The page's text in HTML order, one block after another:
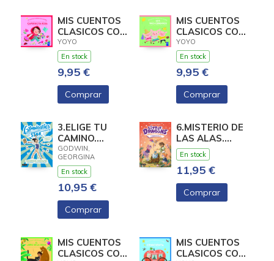
MIS CUENTOS
CLASICOS CON
TEXTURAS.
CAPERUCITA
ROJA
YOYO
En stock
9,95 €
Comprar
MIS CUENTOS
CLASICOS CON
TEXTURAS.
LOS TRES
CERDIT
YOYO
En stock
9,95 €
Comprar
3.ELIGE TU
CAMINO.
(GYMNASTICS
STAR)
GODWIN,
GEORGINA
En stock
10,95 €
Comprar
6.MISTERIO DE
LAS ALAS.
(LITTLE
DRAGONS)
En stock
11,95 €
Comprar
MIS CUENTOS
CLASICOS CON
MIS CUENTOS
CLASICOS CON